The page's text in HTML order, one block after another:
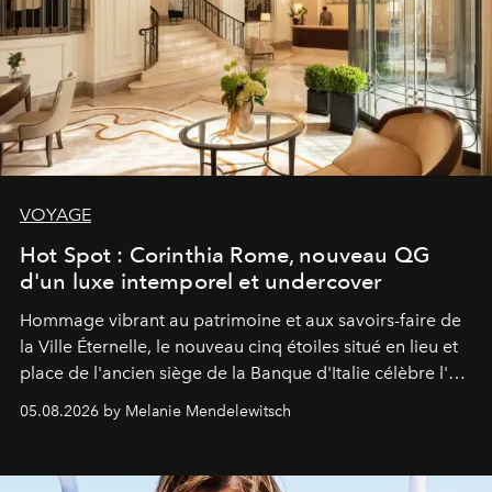
VOYAGE
Hot Spot : Corinthia Rome, nouveau QG
d'un luxe intemporel et undercover
Hommage vibrant au patrimoine et aux savoirs-faire de
la Ville Éternelle, le nouveau cinq étoiles situé en lieu et
place de l'ancien siège de la Banque d'Italie célèbre l'art
de vivre Romain dans toute son élégance intemporelle.
05.08.2026 by Melanie Mendelewitsch